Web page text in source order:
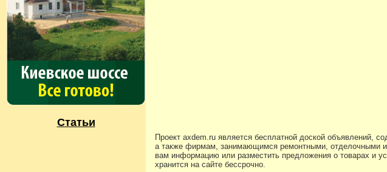
Статьи
Проект axdem.ru является бесплатной доской объявлений,
а также фирмам, занимающимся ремонтными, отделочными
вам информацию или разместить предложения о товарах и
хранится на сайте бессрочно.